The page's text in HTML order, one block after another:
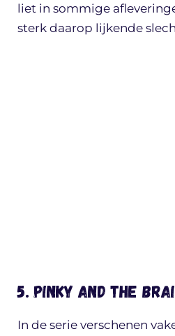
liet in sommige
sterk daarop lijkende
5. Pinky and the
In de serie verschenen